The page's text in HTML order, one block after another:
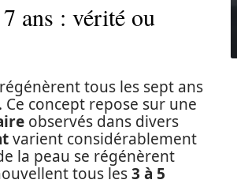
ans : vérité ou
tous les sept ans
concept repose sur une
observés dans divers
varient considérablement
la peau se régénèrent
tous les3 à 5